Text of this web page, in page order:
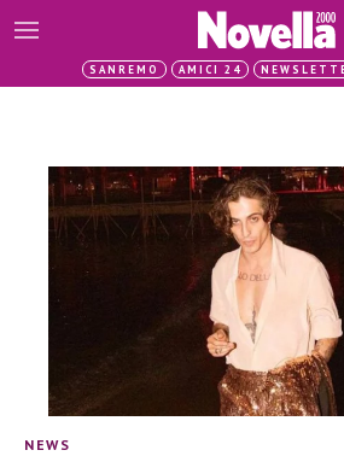
SANREMO AMICI 24
NEWS